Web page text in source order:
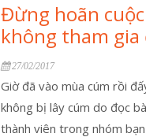
Đừng hoãn
không tham gia
27/02/2017
Giờ đã vào mùa cúm rồi
không bị lây cúm do đọc
thành viên trong nhóm